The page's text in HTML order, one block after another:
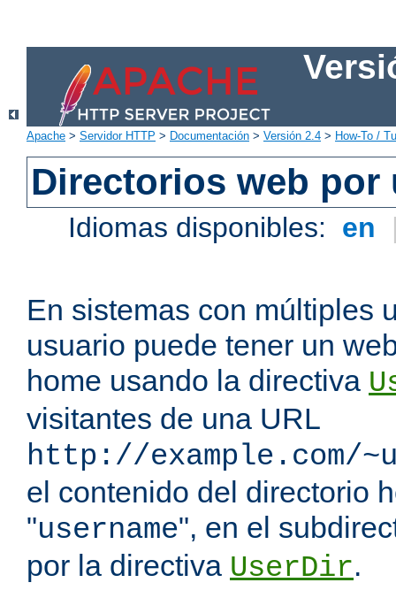
Apache > Servidor HTTP > Documentación > Versión 2.4 > How-To /
Directorios web por
Idiomas disponibles: en
En sistemas con múltiples
usuario puede tener un
home usando la directiva
visitantes de una URL
http://example.com/
el contenido del directorio
"username", en el
por la directiva UserDir.